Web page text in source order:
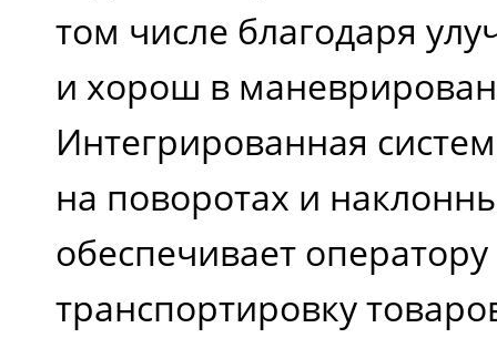
том числе благодаря
и хорош в
Интегрированная
на поворотах и
обеспечивает
транспортировку